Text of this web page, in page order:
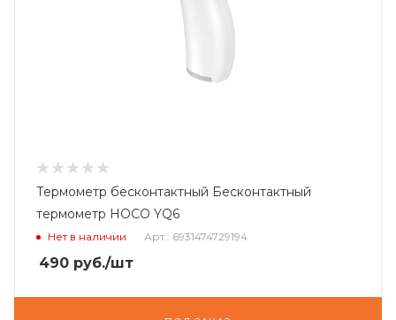
Термометр бесконтактный Бесконтактный
термометр HOCO YQ6
Нет в наличии Арт.: 6931474729194
490 руб./шт